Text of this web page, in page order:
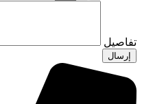
تفاصيل
إرسال